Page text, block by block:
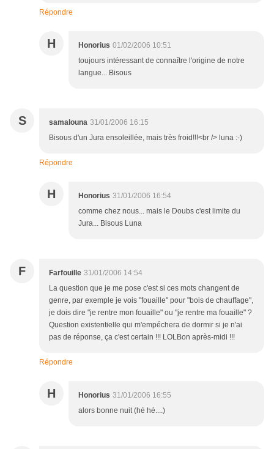
Répondre
H Honorius 01/02/2006 10:51
toujours intéressant de connaître l'origine de notre
langue... Bisous
S samalouna 31/01/2006 16:15
Bisous d'un Jura ensoleillée, mais très froid!!!<br /> luna :-)
Répondre
H Honorius 31/01/2006 16:54
comme chez nous... mais le Doubs c'est limite du
Jura... Bisous Luna
F Farfouille 31/01/2006 14:54
La question que je me pose c'est si ces mots changent de
genre, par exemple je vois "fouaille" pour "bois de chauffage",
je dois dire "je rentre mon fouaille" ou "je rentre ma fouaille" ?
Question existentielle qui m'empéchera de dormir si je n'ai
pas de réponse, ça c'est certain !!! LOLBon après-midi !!!
Répondre
H Honorius 31/01/2006 16:55
alors bonne nuit (hé hé....)